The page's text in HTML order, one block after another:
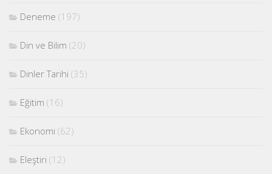
Deneme (197)
Din ve Bilim (20)
Dinler Tarihi (35)
Eğitim (16)
Ekonomi (62)
Eleştiri (12)